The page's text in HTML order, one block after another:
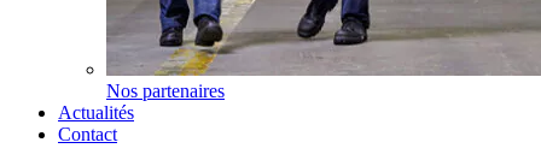
Nos partenaires
Actualités
Contact